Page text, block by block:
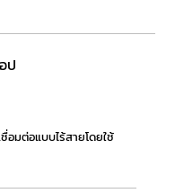
ป
อมต่อแบบไร้สายโดยใช้